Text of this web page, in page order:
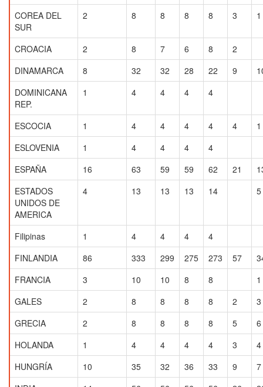
COREA DEL
SUR
2 8 8 8 8 3 1
CROACIA 2 8 7 6 8
2
DINAMARCA
8 32 32 28 22 9
DOMINICANA
REP.
1 4 4 4 4
ESCOCIA 1 4 4 4 4 4
1
ESLOVENIA
1 4 4 4
4
ESPAÑA
16 63 59 59 62 21
ESTADOS
UNIDOS DE
AMERICA
4 13 13 13 14 5
Filipinas 1 4 4 4
4
FINLANDIA
86 333 299 275 273 57
FRANCIA
3 10 10 8 8
1
GALES
2 8 8 8 8 2
3
GRECIA
2 8 8 8 8 5
6
HOLANDA
1 4 4 4 4 3
4
HUNGRÍA
10 35 32 36 33 9
7